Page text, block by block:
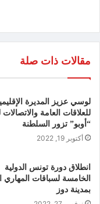
مقالات ذات صلة
لوسي عزيز المديرة
للعلاقات العامة
“أوبو” تزور السلطنة
أكتوبر 19, 2022
انطلاق دورة تونس الدولية
الخامسة لسباقات المهاري
بمدينة دوز